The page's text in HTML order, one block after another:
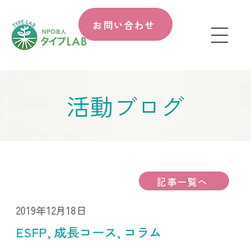
お問い合わせ
​活動ブログ
記事一覧へ
2019年12月18日
ESFP, 成長コース, コラム